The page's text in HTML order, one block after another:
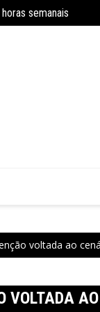
semanais
mudanças
voltada ao
VOLTADA